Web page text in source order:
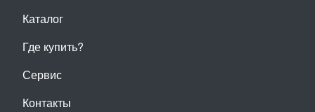
Каталог
Где купить?
Сервис
Контакты